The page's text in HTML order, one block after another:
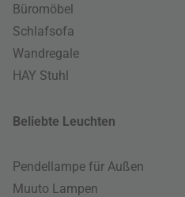
Büromöbel
Schlafsofa
Wandregale
HAY Stuhl
Beliebte Leuchten
Pendellampe für Außen
Muuto Lampen